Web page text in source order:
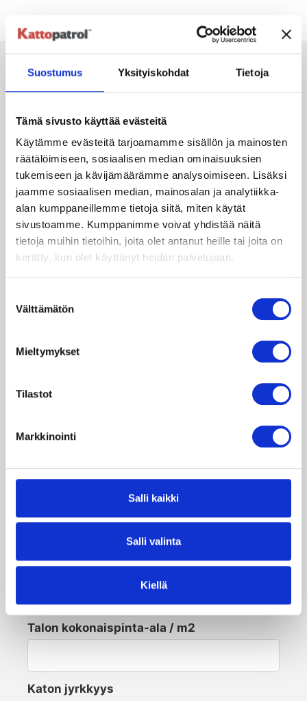
Suostumus Yksityiskohdat Tietoja
Tämä sivusto käyttää evästeitä
Käytämme evästeitä tarjoamamme sisällön ja mainosten
räätälöimiseen, sosiaalisen median ominaisuuksien
tukemiseen ja kävijämäärämme analysoimiseen. Lisäksi
jaamme sosiaalisen median, mainosalan ja analytiikka-
alan kumppaneillemme tietoja siitä, miten käytät
sivustoamme. Kumppanimme voivat yhdistää näitä
tietoja muihin tietoihin, joita olet antanut heille tai joita on
kerätty, kun olet käyttänyt heidän palvelujaan.
valinta
Välttämätön
Mieltymykset
Tilastot
Markkinointi
Salli kaikki
Salli valinta
Kiellä
Etunimi
Sukunimi
Puhelinnumero
Paikkakunta
Palvelu, josta olet kiinnostunut
Katon pinta-ala / m2
Talon kokonaispinta-ala / m2
Katon jyrkkyys